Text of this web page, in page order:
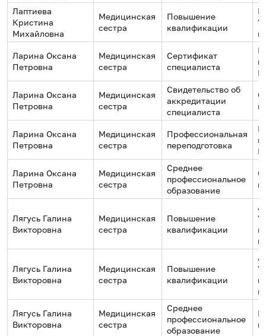
Лаптиева
Кристина
Михайловна
Медицинская
сестра
Повышение
квалификации
Ларина Оксана
Петровна
Медицинская
сестра
Сертификат
специалиста
Ларина Оксана
Петровна
Медицинская
сестра
Свидетельство об
аккредитации
специалиста
Ларина Оксана
Петровна
Медицинская
сестра
Профессиональная
переподготовка
Ларина Оксана
Петровна
Медицинская
сестра
Среднее
профессиональное
образование
Лягусь Галина
Викторовна
Медицинская
сестра
Повышение
квалификации
Лягусь Галина
Викторовна
Медицинская
сестра
Повышение
квалификации
Лягусь Галина
Викторовна
Медицинская
сестра
Среднее
профессиональное
образование